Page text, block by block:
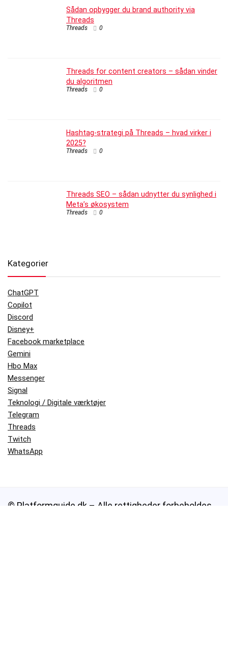
Sådan opbygger du brand authority via
Threads
Threads 0
Threads for content creators – sådan vinder
du algoritmen
Threads 0
Hashtag-strategi på Threads – hvad virker i
2025?
Threads 0
Threads SEO – sådan udnytter du synlighed i
Meta’s økosystem
Threads 0
Kategorier
ChatGPT
Copilot
Discord
Disney+
Facebook marketplace
Gemini
Hbo Max
Messenger
Signal
Teknologi / Digitale værktøjer
Telegram
Threads
Twitch
WhatsApp
© Platformguide.dk – Alle rettigheder forbeholdes